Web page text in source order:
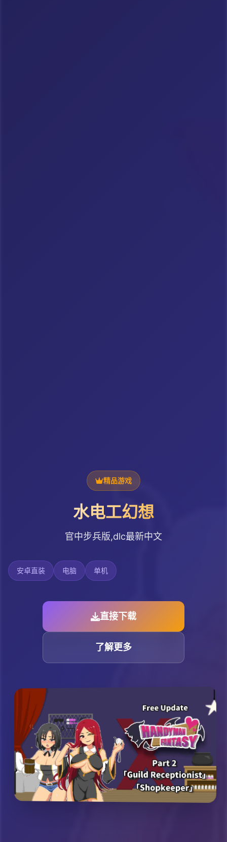
精品游戏
水电工幻想
官中步兵版,dlc最新中文
安卓直装 电脑 单机
直接下载
了解更多